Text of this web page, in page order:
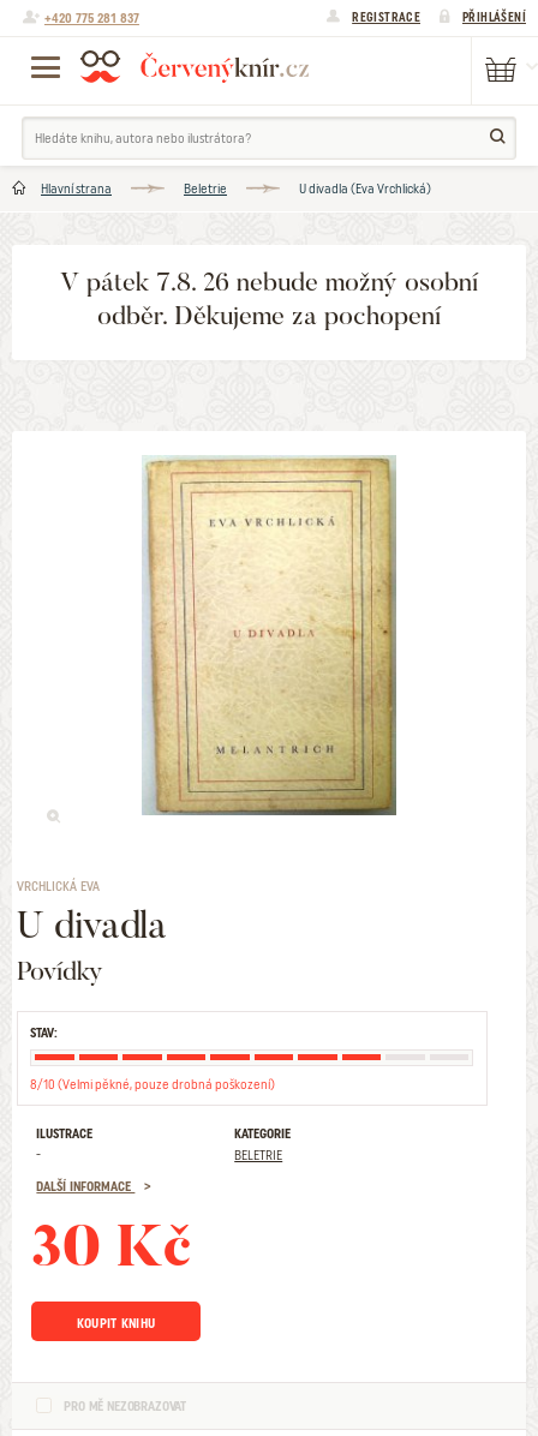
+420 775 281 837 REGISTRACE PŘIHLÁŠENÍ
Hlavní strana Beletrie U divadla (Eva Vrchlická)
V pátek 7.8. 26 nebude možný osobní
odběr. Děkujeme za pochopení
VRCHLICKÁ EVA
U divadla
Povídky
STAV:
8/10 (Velmi pěkné, pouze drobná poškození)
ILUSTRACE
-
KATEGORIE
BELETRIE
DALŠÍ INFORMACE
30 Kč
KOUPIT KNIHU
PRO MĚ NEZOBRAZOVAT